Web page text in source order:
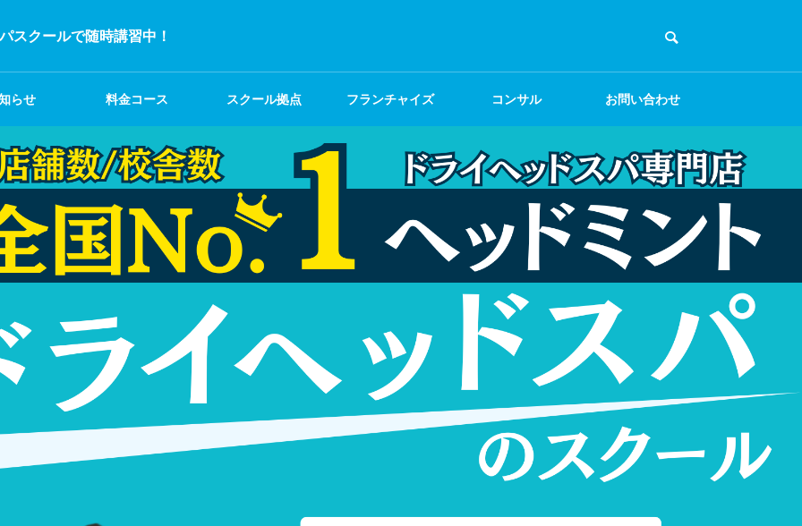
スクールで随時講習中！
らせ 料金コース スクール拠点 フランチャイズ コンサル お問い合わせ